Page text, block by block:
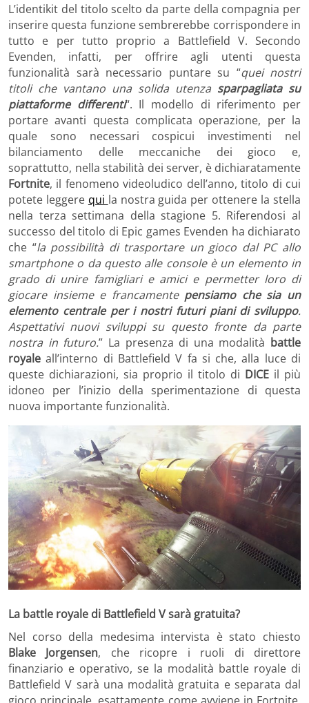
L’identikit del titolo scelto da parte della compagnia per
inserire questa funzione sembrerebbe corrispondere in
tutto e per tutto proprio a Battlefield V. Secondo
Evenden, infatti, per offrire agli utenti questa
funzionalità sarà necessario puntare su “quei nostri
titoli che vantano una solida utenza sparpagliata su
piattaforme differenti“. Il modello di riferimento per
portare avanti questa complicata operazione, per la
quale sono necessari cospicui investimenti nel
bilanciamento delle meccaniche dei gioco e,
soprattutto, nella stabilità dei server, è dichiaratamente
Fortnite, il fenomeno videoludico dell’anno, titolo di cui
potete leggere qui la nostra guida per ottenere la stella
nella terza settimana della stagione 5. Riferendosi al
successo del titolo di Epic games Evenden ha dichiarato
che “la possibilità di trasportare un gioco dal PC allo
smartphone o da questo alle console è un elemento in
grado di unire famigliari e amici e permetter loro di
giocare insieme e francamente pensiamo che sia un
elemento centrale per i nostri futuri piani di sviluppo.
Aspettativi nuovi sviluppi su questo fronte da parte
nostra in futuro.” La presenza di una modalità battle
royale all’interno di Battlefield V fa si che, alla luce di
queste dichiarazioni, sia proprio il titolo di DICE il più
idoneo per l’inizio della sperimentazione di questa
nuova importante funzionalità.
La battle royale di Battlefield V sarà gratuita?
Nel corso della medesima intervista è stato chiesto
Blake Jorgensen, che ricopre i ruoli di direttore
finanziario e operativo, se la modalità battle royale di
Battlefield V sarà una modalità gratuita e separata dal
gioco principale, esattamente come avviene in Fortnite.